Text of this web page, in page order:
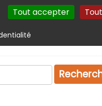
Tout accepter
Autres services Plan du site
Droit